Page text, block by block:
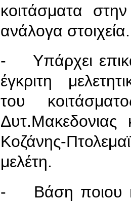
κοιτάσματα
ανάλογα στοιχεία.
- Υπάρχει
έγκριτη
του
Δυτ.Μακεδονιας
Κοζάνης-
μελέτη.
- Βάση ποιου